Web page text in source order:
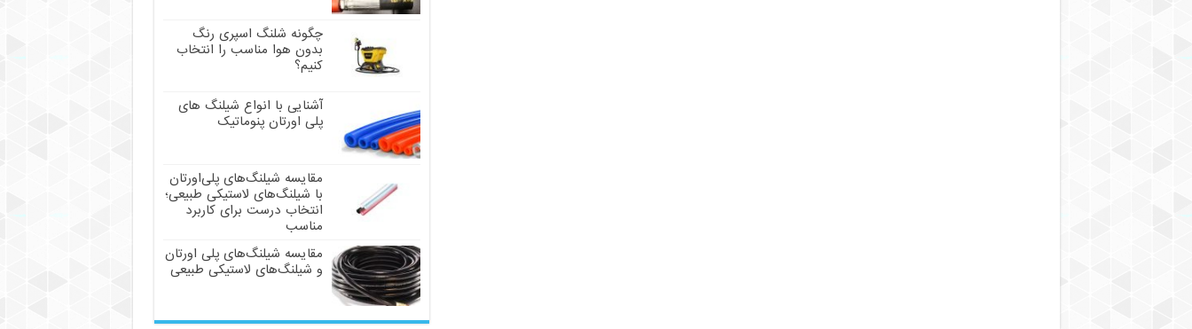
چگونه شلنگ اسپری رنگ
بدون هوا مناسب را انتخاب
کنیم؟
آشنایی با انواع شیلنگ های
پلی اورتان پنوماتیک
مقایسه شیلنگ‌های پلی‌اورتان
با شیلنگ‌های لاستیکی طبیعی؛
انتخاب درست برای کاربرد
مناسب
مقایسه شیلنگ‌های پلی اورتان
و شیلنگ‌های لاستیکی طبیعی